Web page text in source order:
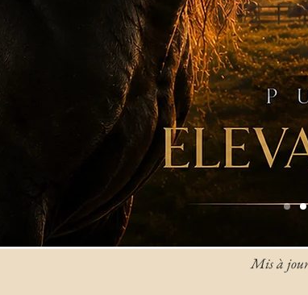
Mis à